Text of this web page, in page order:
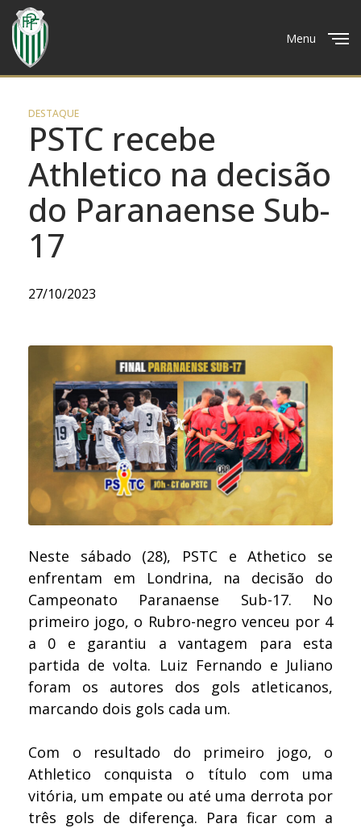
Menu
DESTAQUE
PSTC recebe
Athletico na decisão
do Paranaense Sub-
17
27/10/2023
Neste sábado (28), PSTC e Athetico se
enfrentam em Londrina, na decisão do
Campeonato Paranaense Sub-17. No
primeiro jogo, o Rubro-negro venceu por 4
a 0 e garantiu a vantagem para esta
partida de volta. Luiz Fernando e Juliano
foram os autores dos gols atleticanos,
marcando dois gols cada um.
Com o resultado do primeiro jogo, o
Athletico conquista o título com uma
vitória, um empate ou até uma derrota por
três gols de diferença. Para ficar com a